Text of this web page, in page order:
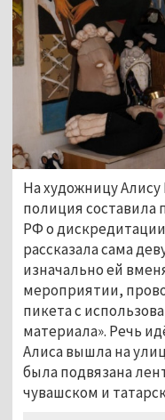
На художницу
полиция составила
РФ о
рассказала сама
изначально ей
мероприятии,
пикета с
материала». Речь
Алиса вышла на
была подвязана
чувашском и